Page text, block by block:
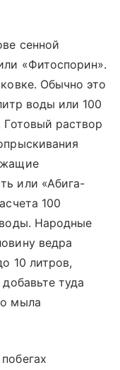
сенной
«Фитоспорин».
Обычно это
воды или 100
раствор
или «Абига-
100
Народные
ведра
10 литров,
туда
мыла